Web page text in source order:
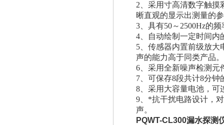
2、采用寸高清数字触摸
晰直观的显示出测量的
3、具有50～2500Hz的
4、自动绘制一定时间内
5、传感器内置前级放
声的能力高于同类产品。
6、采用全新噪声检测元
7、可保存8段共计8分
8、采用大容量电池，可
9、*抗干扰电路设计，
声。
PQWT-CL300漏水探测